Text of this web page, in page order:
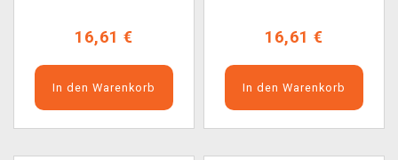
16,61 €
In den Warenkorb
16,61 €
In den Warenkorb